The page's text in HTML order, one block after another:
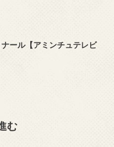
ール【アミンチュテレビ
む